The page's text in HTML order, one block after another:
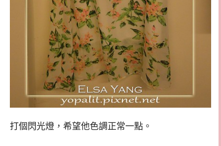
打個閃光燈，希望他色調正常一點。